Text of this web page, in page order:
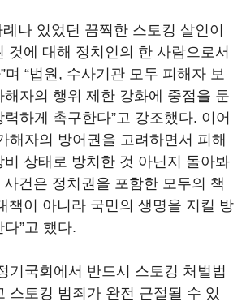
나 있었던 끔찍한 스토킹 살인이
것에 대해 정치인의 한 사람으로서
며 “법원, 수사기관 모두 피해자 보
자의 행위 제한 강화에 중점을 둔
하게 촉구한다”고 강조했다. 이어
해자의 방어권을 고려하면서 피해
비 상태로 방치한 것 아닌지 돌아봐
사건은 정치권을 포함한 모두의 책
책이 아니라 국민의 생명을 지킬 방
”고 했다.
기국회에서 반드시 스토킹 처벌법
스토킹 범죄가 완전 근절될 수 있